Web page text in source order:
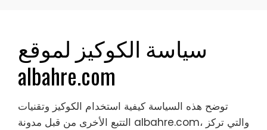
سياسة الكوكيز لموقع
albahre.com
توضح هذه السياسة كيفية استخدام الكوكيز وتقنيات
التتبع الأخرى من قبل مدونة albahre.com، والتي تركز